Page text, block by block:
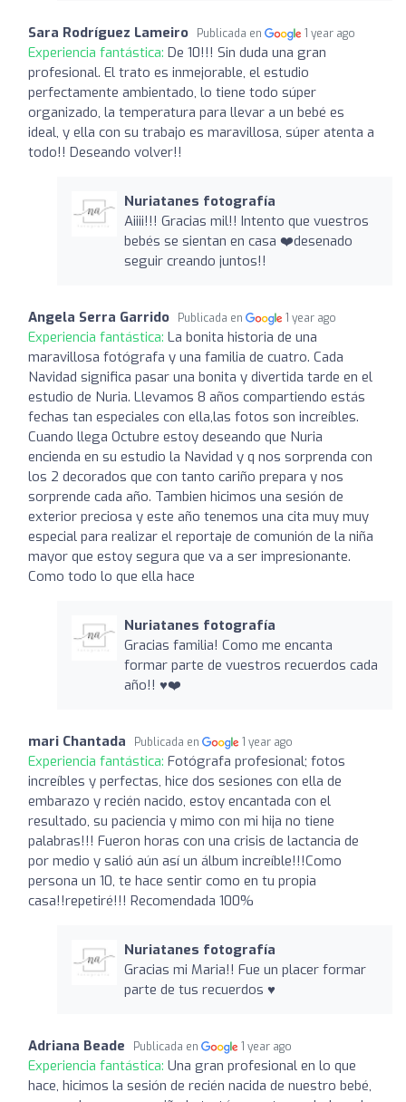
Sara Rodríguez Lameiro Publicada en 1 year ago
Experiencia fantástica: De 10!!! Sin duda una gran
profesional. El trato es inmejorable, el estudio
perfectamente ambientado, lo tiene todo súper
organizado, la temperatura para llevar a un bebé es
ideal, y ella con su trabajo es maravillosa, súper atenta a
todo!! Deseando volver!!
Nuriatanes fotografía
Aiiii!!! Gracias mil!! Intento que vuestros
bebés se sientan en casa ❤️desenado
seguir creando juntos!!
Angela Serra Garrido Publicada en 1 year ago
Experiencia fantástica: La bonita historia de una
maravillosa fotógrafa y una familia de cuatro. Cada
Navidad significa pasar una bonita y divertida tarde en el
estudio de Nuria. Llevamos 8 años compartiendo estás
fechas tan especiales con ella,las fotos son increíbles.
Cuando llega Octubre estoy deseando que Nuria
encienda en su estudio la Navidad y q nos sorprenda con
los 2 decorados que con tanto cariño prepara y nos
sorprende cada año. Tambien hicimos una sesión de
exterior preciosa y este año tenemos una cita muy muy
especial para realizar el reportaje de comunión de la niña
mayor que estoy segura que va a ser impresionante.
Como todo lo que ella hace
Nuriatanes fotografía
Gracias familia! Como me encanta
formar parte de vuestros recuerdos cada
año!! ♥️❤️
mari Chantada Publicada en 1 year ago
Experiencia fantástica: Fotógrafa profesional; fotos
increíbles y perfectas, hice dos sesiones con ella de
embarazo y recién nacido, estoy encantada con el
resultado, su paciencia y mimo con mi hija no tiene
palabras!!! Fueron horas con una crisis de lactancia de
por medio y salió aún así un álbum increíble!!!Como
persona un 10, te hace sentir como en tu propia
casa!!repetiré!!! Recomendada 100%
Nuriatanes fotografía
Gracias mi Maria!! Fue un placer formar
parte de tus recuerdos ♥️
Adriana Beade Publicada en 1 year ago
Experiencia fantástica: Una gran profesional en lo que
hace, hicimos la sesión de recién nacida de nuestro bebé,